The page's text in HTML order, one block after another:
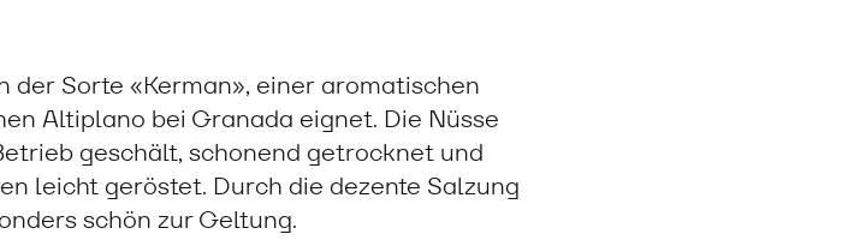
der Sorte «Kerman», einer aromatischen
Altiplano bei Granada eignet. Die Nüsse
geschält, schonend getrocknet und
leicht geröstet. Durch die dezente Salzung
schön zur Geltung.